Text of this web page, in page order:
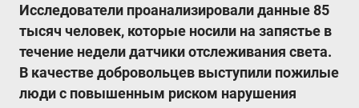
Исследователи проанализировали данные 85
тысяч человек, которые носили на запястье в
течение недели датчики отслеживания света.
В качестве добровольцев выступили пожилые
люди с повышенным риском нарушения